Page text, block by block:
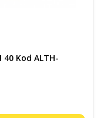
40 Kod ALTH-